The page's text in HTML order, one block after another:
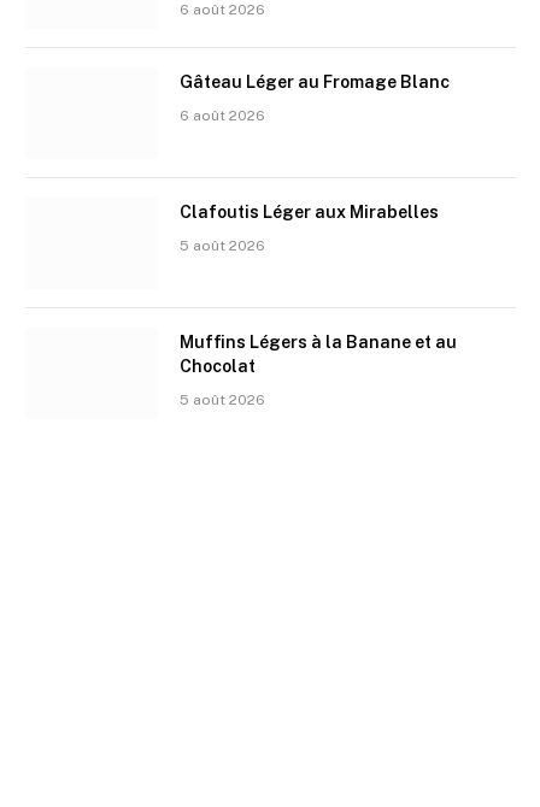
6 août 2026
Gâteau Léger au Fromage Blanc
6 août 2026
Clafoutis Léger aux Mirabelles
5 août 2026
Muffins Légers à la Banane et au
Chocolat
5 août 2026